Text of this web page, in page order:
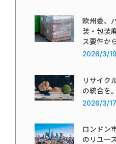
欧州委、
装・包装
ス要件か
2026/3/19
リサイク
の統合を
2026/3/17
ロンドン
のリユー